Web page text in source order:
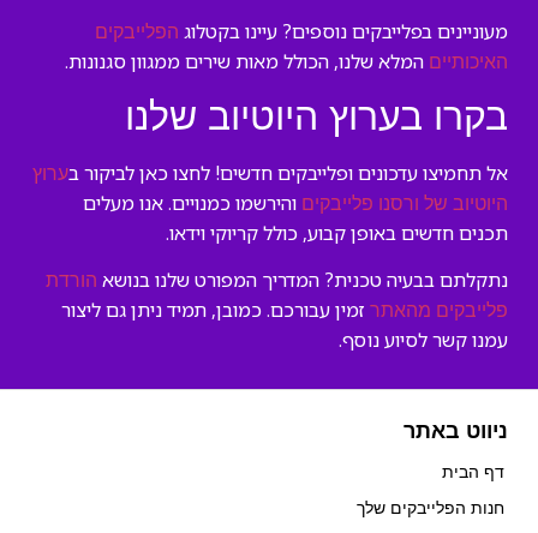
מעוניינים בפלייבקים נוספים? עיינו בקטלוג הפלייבקים
האיכותיים המלא שלנו, הכולל מאות שירים ממגוון סגנונות.
בקרו בערוץ היוטיוב שלנו
אל תחמיצו עדכונים ופלייבקים חדשים! לחצו כאן לביקור בערוץ
היוטיוב של ורסנו פלייבקים והירשמו כמנויים. אנו מעלים
תכנים חדשים באופן קבוע, כולל קריוקי וידאו.
נתקלתם בבעיה טכנית? המדריך המפורט שלנו בנושא הורדת
פלייבקים מהאתר זמין עבורכם. כמובן, תמיד ניתן גם ליצור
עמנו קשר לסיוע נוסף.
ניווט באתר
דף הבית
חנות הפלייבקים שלך